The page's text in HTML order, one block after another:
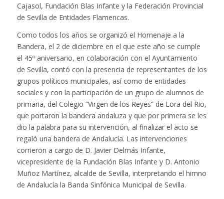
Cajasol, Fundación Blas Infante y la Federación Provincial
de Sevilla de Entidades Flamencas.
Como todos los años se organizó el Homenaje a la
Bandera, el 2 de diciembre en el que este año se cumple
el 45º aniversario, en colaboración con el Ayuntamiento
de Sevilla, contó con la presencia de representantes de los
grupos políticos municipales, así como de entidades
sociales y con la participación de un grupo de alumnos de
primaria, del Colegio “Virgen de los Reyes” de Lora del Rio,
que portaron la bandera andaluza y que por primera se les
dio la palabra para su intervención, al finalizar el acto se
regaló una bandera de Andalucía. Las intervenciones
corrieron a cargo de D. Javier Delmás Infante,
vicepresidente de la Fundación Blas Infante y D. Antonio
Muñoz Martínez, alcalde de Sevilla, interpretando el himno
de Andalucía la Banda Sinfónica Municipal de Sevilla.